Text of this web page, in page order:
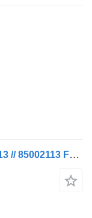
Volvo 22649057 // 21741456 // 85008113 // 85002113 FM 450 EURO 6 MODEL motor voor vrachtwagen